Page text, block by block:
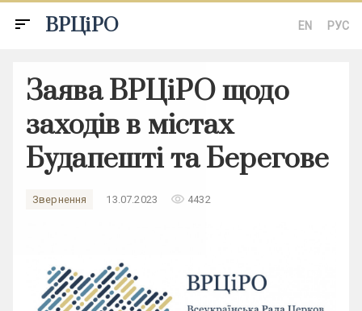
sort ВРЦіРО EN РУС
Заява ВРЦіРО щодо
заходів в містах
Будапешті та Берегове
Звернення 13.07.2023 remove_red_eye 4432